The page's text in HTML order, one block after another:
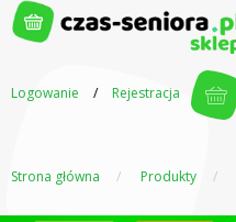
Logowanie / Rejestracja
Z myślą o
Strona główna Produkty